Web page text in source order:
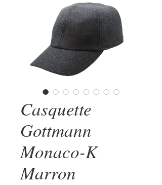
Casquette
Gottmann
Monaco-K
Marron